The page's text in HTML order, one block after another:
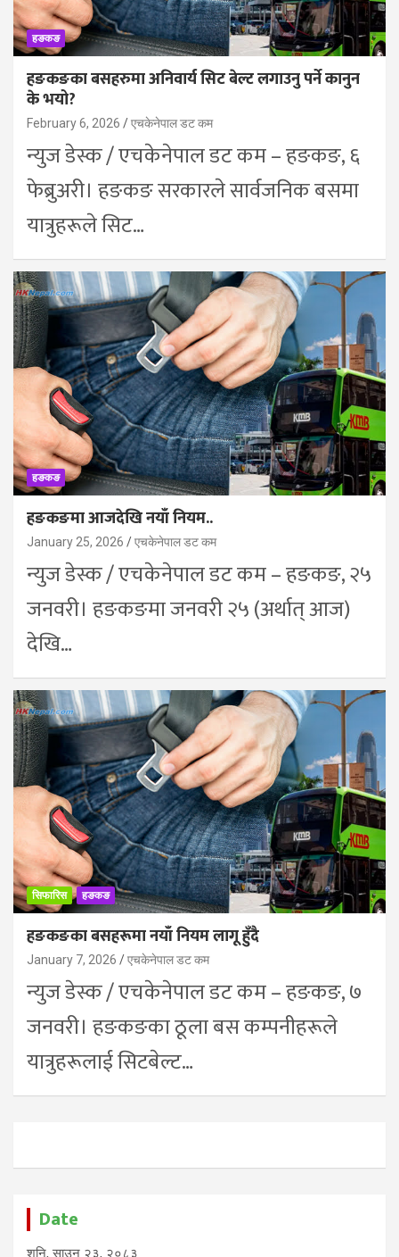
हङकङ
हङकङका बसहरुमा अनिवार्य सिट बेल्ट लगाउनु पर्ने कानुन
के भयो?
February 6, 2026 एचकेनेपाल डट कम
न्युज डेस्क / एचकेनेपाल डट कम – हङकङ, ६
फेब्रुअरी। हङकङ सरकारले सार्वजनिक बसमा
यात्रुहरूले सिट…
हङकङ
हङकङमा आजदेखि नयाँ नियम..
January 25, 2026 एचकेनेपाल डट कम
न्युज डेस्क / एचकेनेपाल डट कम – हङकङ, २५
जनवरी। हङकङमा जनवरी २५ (अर्थात् आज)
देखि…
सिफारिस हङकङ
हङकङका बसहरूमा नयाँ नियम लागू हुँदै
January 7, 2026 एचकेनेपाल डट कम
न्युज डेस्क / एचकेनेपाल डट कम – हङकङ, ७
जनवरी। हङकङका ठूला बस कम्पनीहरूले
यात्रुहरूलाई सिटबेल्ट…
Date
शनि, साउन २३, २०८३